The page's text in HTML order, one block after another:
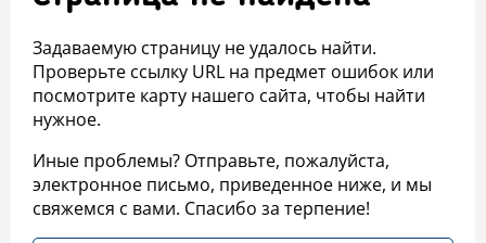
Задаваемую страницу не удалось найти.
Проверьте ссылку URL на предмет ошибок или
посмотрите карту нашего сайта, чтобы найти
нужное.
Иные проблемы? Отправьте, пожалуйста,
электронное письмо, приведенное ниже, и мы
свяжемся с вами. Спасибо за терпение!